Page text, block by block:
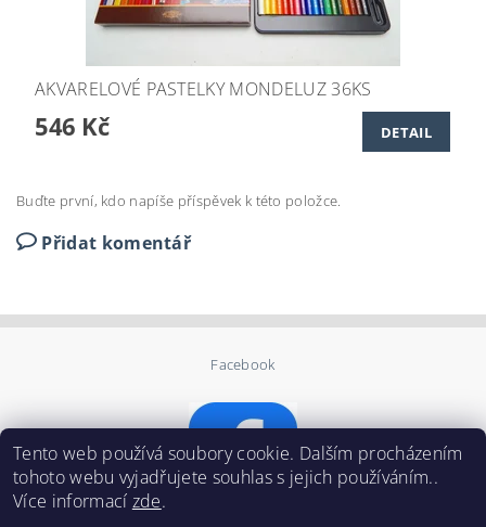
AKVARELOVÉ PASTELKY MONDELUZ 36KS
546 Kč DETAIL
Buďte první, kdo napíše příspěvek k této položce.
Přidat komentář
Facebook
Tento web používá soubory cookie. Dalším procházením
tohoto webu vyjadřujete souhlas s jejich používáním..
Více informací zde.